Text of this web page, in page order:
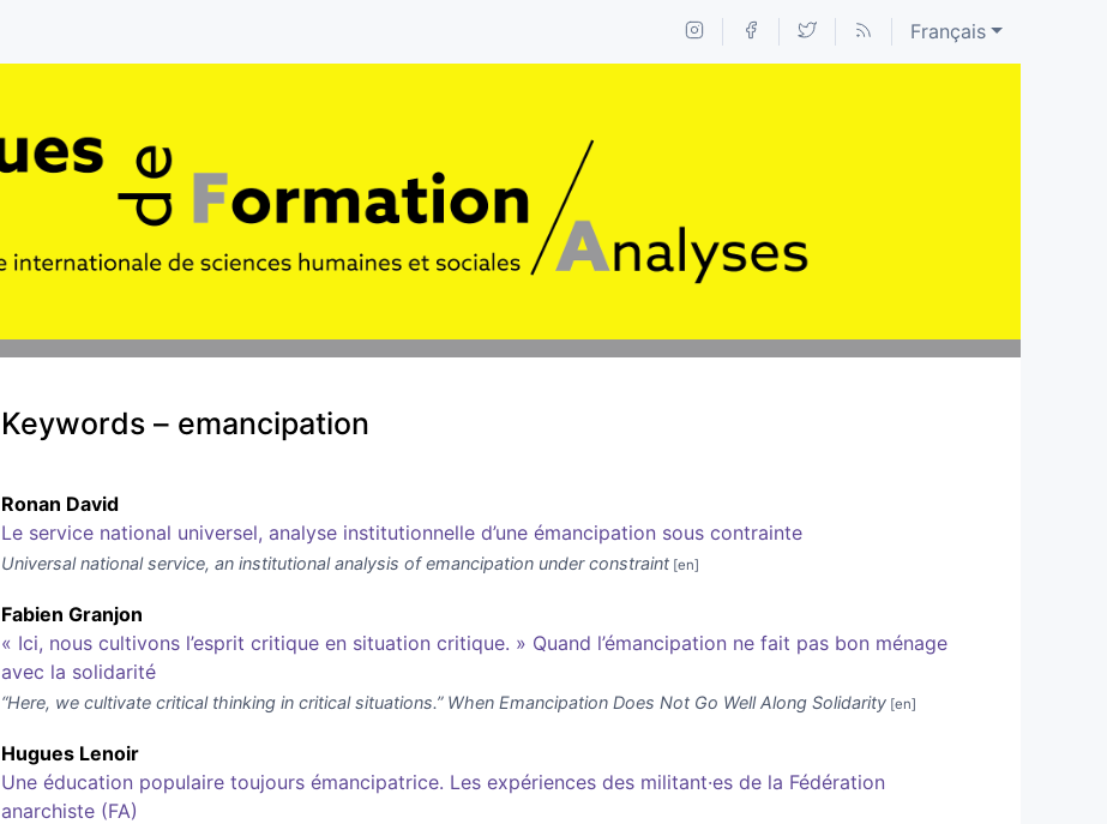
Français
Keywords – emancipation
Ronan David
Le service national universel, analyse institutionnelle d’une émancipation sous contrainte
Universal national service, an institutional analysis of emancipation under constraint
Fabien Granjon
« Ici, nous cultivons l’esprit critique en situation critique. » Quand l’émancipation ne fait pas bon ménage
avec la solidarité
“Here, we cultivate critical thinking in critical situations.” When Emancipation Does Not Go Well Along Solidarity
Hugues Lenoir
Une éducation populaire toujours émancipatrice. Les expériences des militant·es de la Fédération
anarchiste (FA)